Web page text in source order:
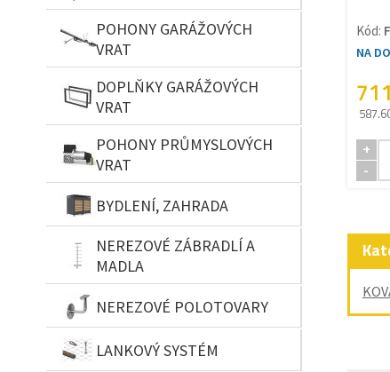
POHONY GARÁŽOVÝCH
VRAT
DOPLŇKY GARÁŽOVÝCH
VRAT
POHONY PRŮMYSLOVÝCH
VRAT
BYDLENÍ, ZAHRADA
NEREZOVÉ ZÁBRADLÍ A
MADLA
NEREZOVÉ POLOTOVARY
LANKOVÝ SYSTÉM
Kód:
NA
+
-